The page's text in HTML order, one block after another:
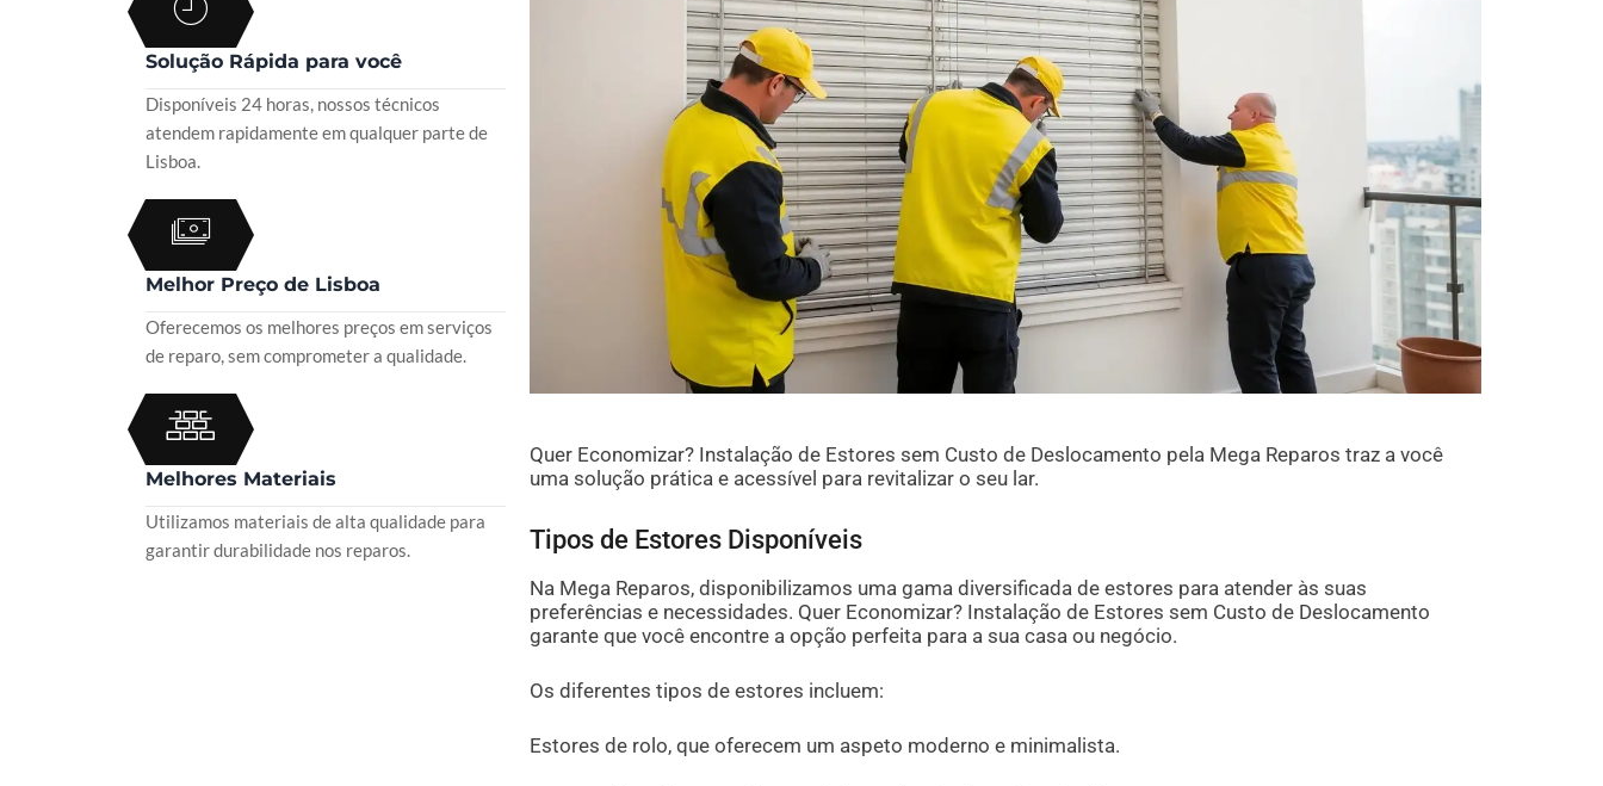
Quer Economizar? Instalação de Estores sem Custo de Deslocamento pela Mega Reparos traz a você
uma solução prática e acessível para revitalizar o seu lar.
Tipos de Estores Disponíveis
Na Mega Reparos, disponibilizamos uma gama diversificada de estores para atender às suas
preferências e necessidades. Quer Economizar? Instalação de Estores sem Custo de Deslocamento
garante que você encontre a opção perfeita para a sua casa ou negócio.
Os diferentes tipos de estores incluem:
Estores de rolo, que oferecem um aspeto moderno e minimalista.
Solução Rápida para você
Disponíveis 24 horas, nossos técnicos
atendem rapidamente em qualquer parte de
Lisboa.
Melhor Preço de Lisboa
Oferecemos os melhores preços em serviços
de reparo, sem comprometer a qualidade.
Melhores Materiais
Utilizamos materiais de alta qualidade para
garantir durabilidade nos reparos.